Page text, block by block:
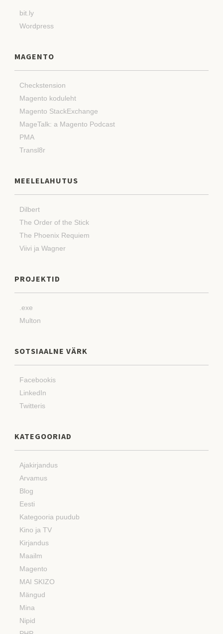
bit.ly
Wordpress
MAGENTO
Checkstension
Magento koduleht
Magento StackExchange
MageTalk: a Magento Podcast
PMA
Transl8r
MEELELAHUTUS
Dilbert
The Order of the Stick
The Phoenix Requiem
Viivi ja Wagner
PROJEKTID
.exe
Multon
SOTSIAALNE VÄRK
Facebookis
LinkedIn
Twitteris
KATEGOORIAD
Ajakirjandus
Arvamus
Blog
Eesti
Kategooria puudub
Kino ja TV
Kirjandus
Maailm
Magento
MAI SKIZO
Mängud
Mina
Nipid